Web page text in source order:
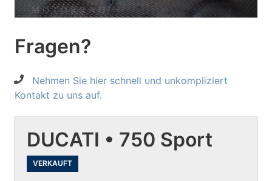
Fragen?
Nehmen Sie hier schnell und unkompliziert
Kontakt zu uns auf.
DUCATI • 750 Sport
VERKAUFT